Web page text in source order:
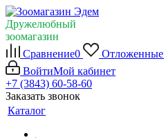
Дружелюбный
зоомагазин
Сравнение0 Отложенные
ВойтиМой кабинет
+7 (3843) 60-58-60
Заказать звонок
Каталог